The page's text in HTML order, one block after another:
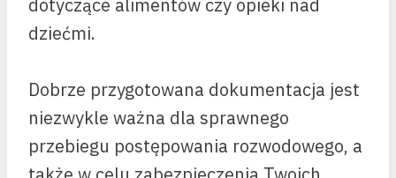
dotyczące alimentów czy opieki nad
dziećmi.
Dobrze przygotowana dokumentacja jest
niezwykle ważna dla sprawnego
przebiegu postępowania rozwodowego, a